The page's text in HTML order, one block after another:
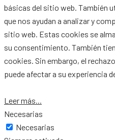
básicas del sitio web. También
que nos ayudan a analizar y
sitio web. Estas cookies se
su consentimiento. También
cookies. Sin embargo, el
puede afectar a su experiencia
Leer más...
Necesarias
Necesarias